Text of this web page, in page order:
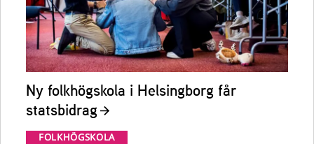
Ny folkhögskola i Helsingborg får
statsbidrag
FOLKHÖGSKOLA